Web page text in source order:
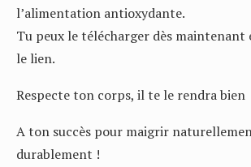
l’alimentation antioxydante.
Tu peux le télécharger dès
le lien.
Respecte ton corps, il te le rendra bien
A ton succès pour maigrir
durablement !